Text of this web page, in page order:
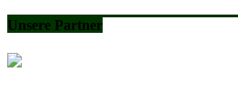
Unsere Partner